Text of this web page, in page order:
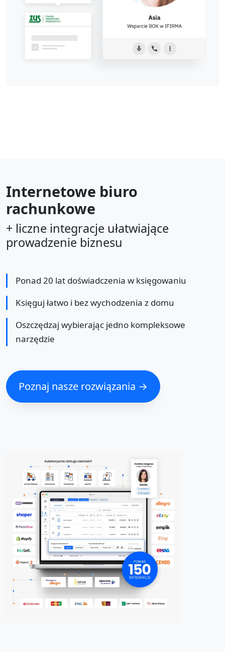
Internetowe biuro
rachunkowe
+ liczne integracje ułatwiające
prowadzenie biznesu
Ponad 20 lat doświadczenia w księgowaniu
Księguj łatwo i bez wychodzenia z domu
Oszczędzaj wybierając jedno kompleksowe
narzędzie
Poznaj nasze rozwiązania →